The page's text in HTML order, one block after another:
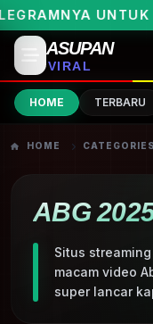
UNTUK
ASUPAN
VIRAL
HOME TERBARU
HOME CATEGORIES
ABG
Situs
macam video
super lancar